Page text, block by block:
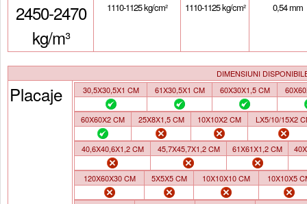
2450-2470
kg/m³
1110-1125 kg/cm² 1110-1125 kg/cm² 0,54 mm
DIMENSIUNI
Placaje 30,5X30,5X1 CM 61X30,5X1 CM 60X30X1,5 CM
60X60X2 CM 25X8X1,5 CM 10X10X2 CM LX5/10/15X2
40,6X40,6X1,2 CM 45,7X45,7X1,2 CM 61X61X1,2 CM
120X60X30 CM 5X5X5 CM 10X10X10 CM 10X10X5